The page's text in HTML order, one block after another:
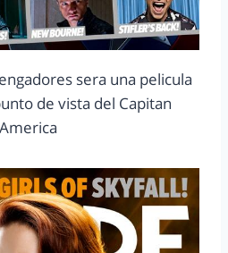
sera una pelicula
de vista del Capitan
America